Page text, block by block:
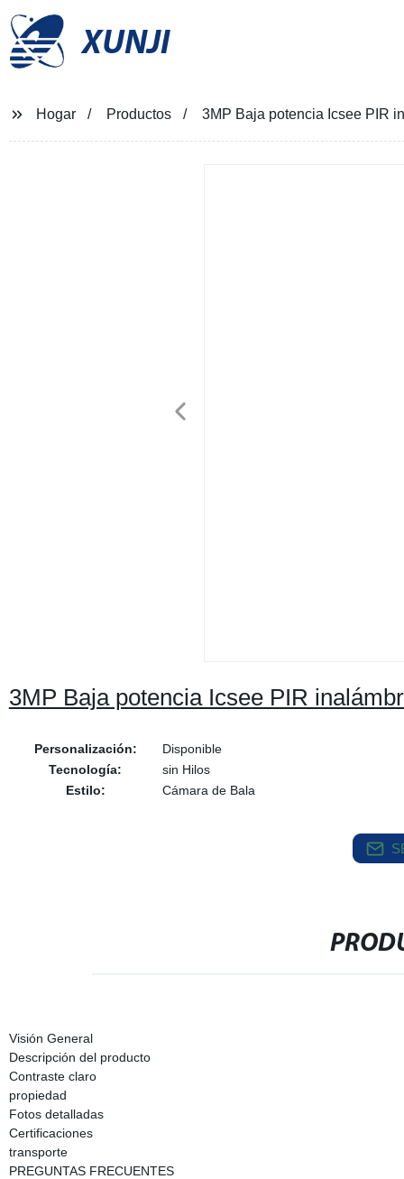
XUNJI
Hogar Productos 3MP Baja potencia Icsee PIR
3MP Baja potencia Icsee PIR
Personalización:
Disponible
Tecnología:
sin Hilos
Estilo:
Cámara de Bala
Visión General
Descripción del producto
Contraste claro
propiedad
Fotos detalladas
Certificaciones
transporte
PREGUNTAS FRECUENTES